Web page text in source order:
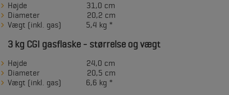
Højde 31,0 cm
Diameter 20,2 cm
Vægt (inkl. gas) 5,4 kg *
3 kg CGI gasflaske - størrelse og vægt
Højde 24,0 cm
Diameter 20,5 cm
Vægt (inkl. gas) 6,6 kg *